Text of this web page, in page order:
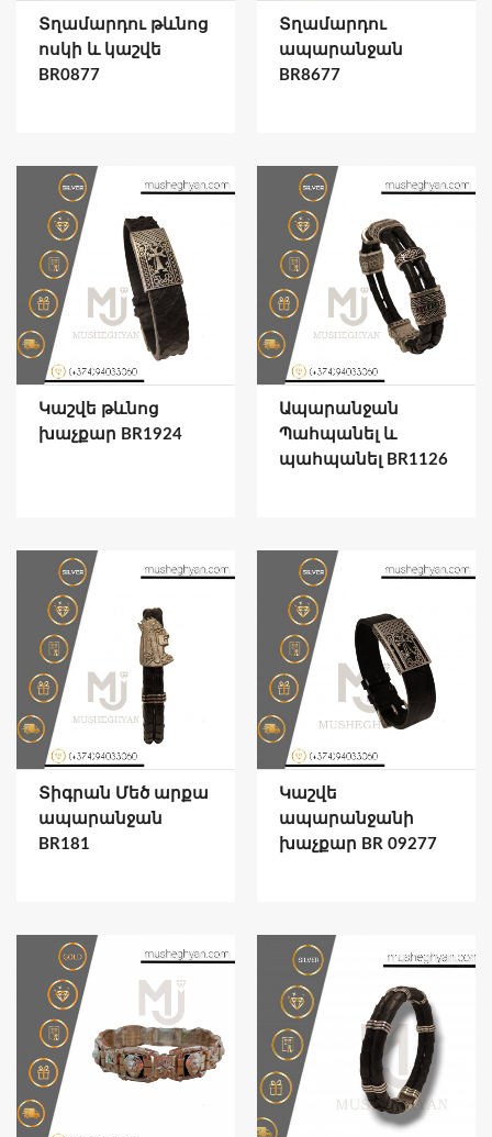
Տղամարդու թևնոց
ոսկի և կաշվե
BR0877
Տղամարդու
ապարանջան
BR8677
Կաշվե թևնոց
խաչքար BR1924
Ապարանջան
Պահպանել և
պահպանել BR1126
Տիգրան Մեծ արքա
ապարանջան
BR181
Կաշվե
ապարանջանի
խաչքար BR 09277